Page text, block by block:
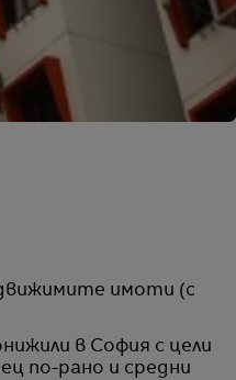
в София с цели
по-рано и средни